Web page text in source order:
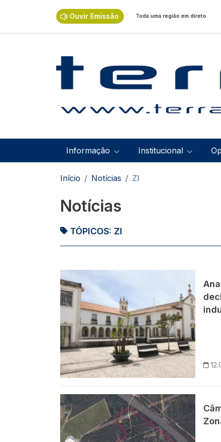
Ouvir Emissão Toda uma região em direto
Navegação principal
Informação Institucional
Navegação estrutural
Início Notícias ZI
Notícias
TÓPICOS: ZI
Imagem